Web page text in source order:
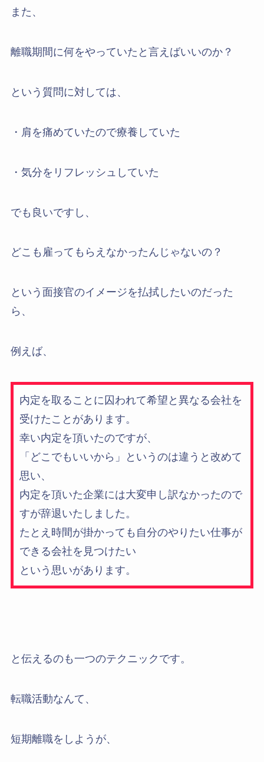
また、
離職期間に何をやっていたと言えばいいのか？
という質問に対しては、
・肩を痛めていたので療養していた
・気分をリフレッシュしていた
でも良いですし、
どこも雇ってもらえなかったんじゃないの？
という面接官のイメージを払拭したいのだった
ら、
例えば、
内定を取ることに囚われて希望と異なる会社を
受けたことがあります。
幸い内定を頂いたのですが、
「どこでもいいから」というのは違うと改めて
思い、
内定を頂いた企業には大変申し訳なかったので
すが辞退いたしました。
たとえ時間が掛かっても自分のやりたい仕事が
できる会社を見つけたい
という思いがあります。
と伝えるのも一つのテクニックです。
転職活動なんて、
短期離職をしようが、